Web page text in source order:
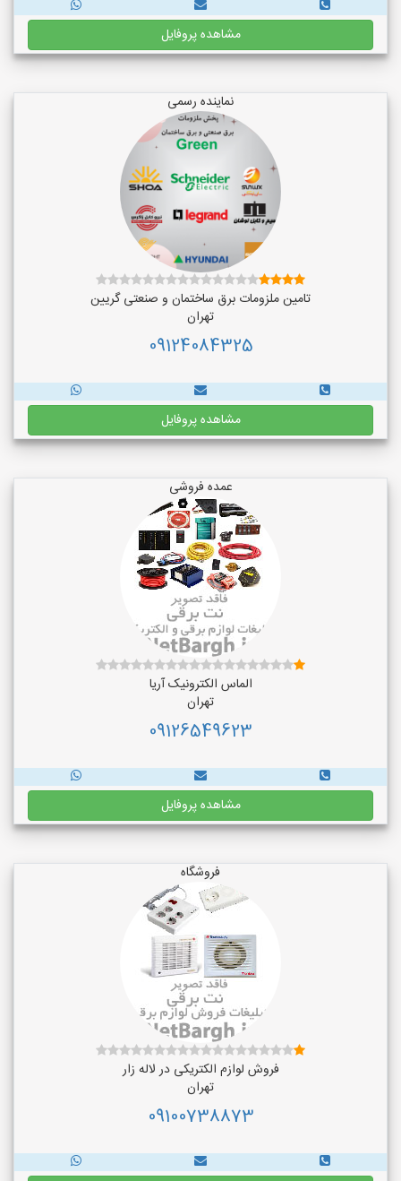
مشاهده پروفایل
نماینده رسمی
تامین ملزومات برق ساختمان و صنعتی گریین
تهران
09124084325
مشاهده پروفایل
عمده فروشی
الماس الکترونیک آریا
تهران
09126549623
مشاهده پروفایل
فروشگاه
فروش لوازم الکتریکی در لاله زار
تهران
09100738873